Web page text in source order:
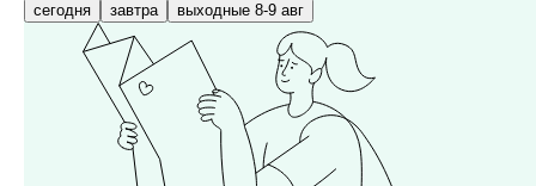
сегодня завтра выходные 8-9 авг